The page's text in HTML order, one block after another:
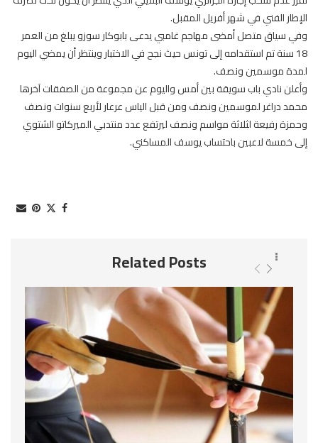
الإطار الفني في شهر أفريل المقبل.
وفي سياق متصل أمضى مهاجم غامبي يدعى بابوكار سوزو يبلغ من العمر
18 سنة تم استقدامه إلى تونس حيث نجح في الاختبار وينتظر أن يمضي اليوم
لمدة موسمين ونصف.
وأعلن نادي باب سويقة بين أمس واليوم عن مجموعة من الصفقات آخرها
محمد دراغر لموسمين ونصف ومن قبل الياس عرعار لأربع سنوات ونصف
وحمزة رفيعة لثلاثة مواسم ونصف ليرتفع عدد منتدبي الميركاتو الشتوي
إلى خمسة لاعبين باحتساب يوسف المساكني.
Related Posts